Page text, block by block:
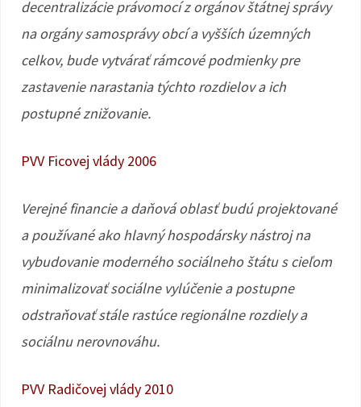
decentralizácie právomocí z orgánov štátnej správy
na orgány samosprávy obcí a vyšších územných
celkov, bude vytvárať rámcové podmienky pre
zastavenie narastania týchto rozdielov a ich
postupné znižovanie.
PVV Ficovej vlády 2006
Verejné financie a daňová oblasť budú projektované
a používané ako hlavný hospodársky nástroj na
vybudovanie moderného sociálneho štátu s cieľom
minimalizovať sociálne vylúčenie a postupne
odstraňovať stále rastúce regionálne rozdiely a
sociálnu nerovnováhu.
PVV Radičovej vlády 2010